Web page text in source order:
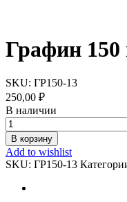
Графин
SKU: ГР150-13
250,00 ₽
В наличии
Графин
150
мл
(ГР150-
13)
quantity
В корзину
Add to wishlist
SKU: ГР150-13